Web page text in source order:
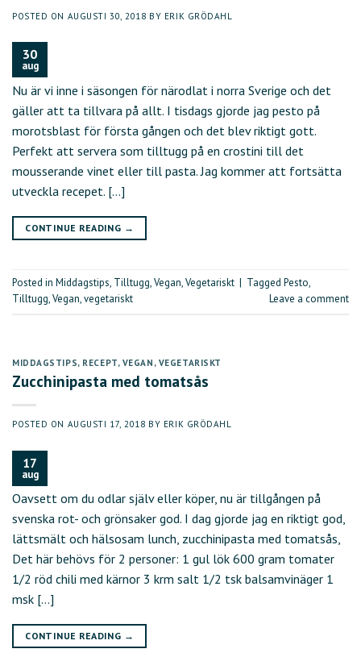
POSTED ON AUGUSTI 30, 2018 BY ERIK GRÖDAHL
30
aug
Nu är vi inne i säsongen för närodlat i norra Sverige och det
gäller att ta tillvara på allt. I tisdags gjorde jag pesto på
morotsblast för första gången och det blev riktigt gott.
Perfekt att servera som tilltugg på en crostini till det
mousserande vinet eller till pasta. Jag kommer att fortsätta
utveckla recepet. […]
CONTINUE READING →
Posted in Middagstips, Tilltugg,Vegan,Vegetariskt | Tagged Pesto,
Tilltugg,Vegan,vegetariskt Leave a comment
MIDDAGSTIPS, RECEPT, VEGAN , VEGETARISKT
Zucchinipasta med tomatsås
POSTED ON AUGUSTI 17, 2018 BY ERIK GRÖDAHL
17
aug
Oavsett om du odlar själv eller köper, nu är tillgången på
svenska rot- och grönsaker god. I dag gjorde jag en riktigt god,
lättsmält och hälsosam lunch, zucchinipasta med tomatsås,
Det här behövs för 2 personer: 1 gul lök 600 gram tomater
1/2 röd chili med kärnor 3 krm salt 1/2 tsk balsamvinäger 1
msk […]
CONTINUE READING →